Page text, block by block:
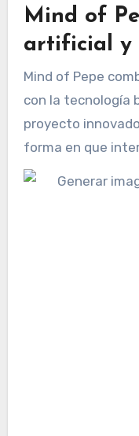
Mind of
artificial y
Mind of Pepe
con la tecnología
proyecto
forma en que